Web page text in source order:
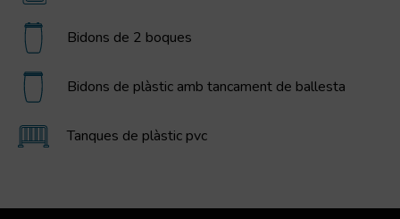
Bidons de 2 boques
Bidons de plàstic amb tancament de ballesta
Tanques de plàstic pvc